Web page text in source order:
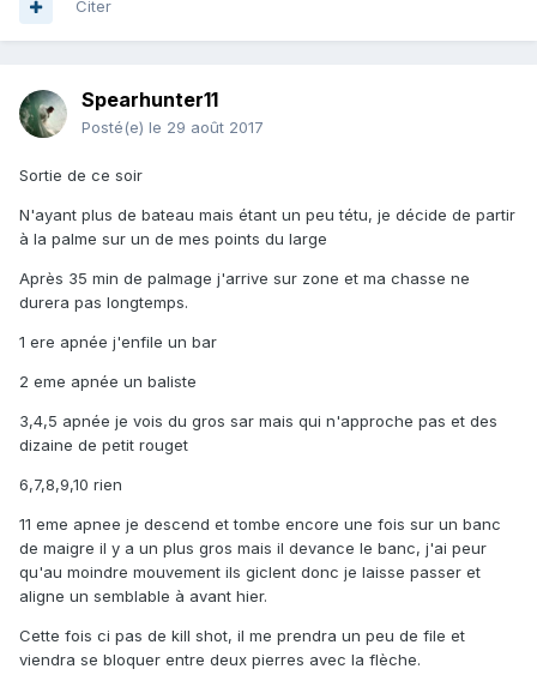
Citer
Spearhunter11
Posté(e) le 29 août 2017
Sortie de ce soir
N'ayant plus de bateau mais étant un peu tétu, je décide de partir
à la palme sur un de mes points du large
Après 35 min de palmage j'arrive sur zone et ma chasse ne
durera pas longtemps.
1 ere apnée j'enfile un bar
2 eme apnée un baliste
3,4,5 apnée je vois du gros sar mais qui n'approche pas et des
dizaine de petit rouget
6,7,8,9,10 rien
11 eme apnee je descend et tombe encore une fois sur un banc
de maigre il y a un plus gros mais il devance le banc, j'ai peur
qu'au moindre mouvement ils giclent donc je laisse passer et
aligne un semblable à avant hier.
Cette fois ci pas de kill shot, il me prendra un peu de file et
viendra se bloquer entre deux pierres avec la flèche.